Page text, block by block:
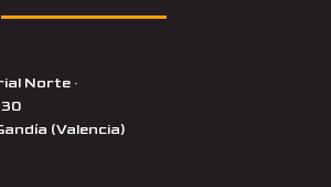
Norte ·
(Valencia)